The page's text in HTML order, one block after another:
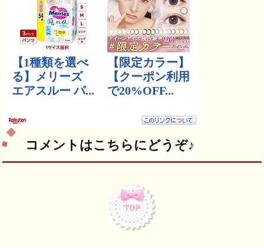
コメントはこちらにどうぞ♪